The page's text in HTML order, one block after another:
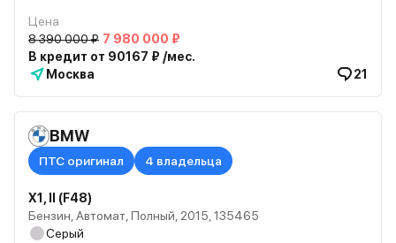
Цена
8 390 000 ₽ 7 980 000 ₽
В кредит от 90167 ₽ /мес.
Москва
21
BMW
ПТС оригинал 4 владельца
X1, II (F48)
Бензин, Автомат, Полный, 2015, 135465
Серый